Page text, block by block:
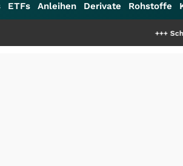
ETFs Anleihen Derivate Rohstoffe
Schwere